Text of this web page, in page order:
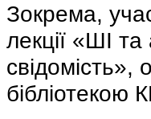
Зокрема,
лекції «ШІ
свідомість»,
бібліотекою